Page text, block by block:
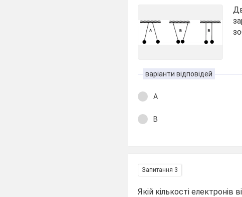
варіанти відповідей
А
В
Запитання 3
Якій кількості електронів